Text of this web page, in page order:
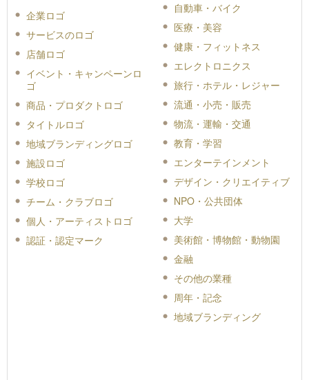
企業ロゴ
サービスのロゴ
店舗ロゴ
イベント・キャンペーンロ
ゴ
商品・プロダクトロゴ
タイトルロゴ
地域ブランディングロゴ
施設ロゴ
学校ロゴ
チーム・クラブロゴ
個人・アーティストロゴ
認証・認定マーク
自動車・バイク
医療・美容
健康・フィットネス
エレクトロニクス
旅行・ホテル・レジャー
流通・小売・販売
物流・運輸・交通
教育・学習
エンターテインメント
デザイン・クリエイティブ
NPO・公共団体
大学
美術館・博物館・動物園
金融
その他の業種
周年・記念
地域ブランディング